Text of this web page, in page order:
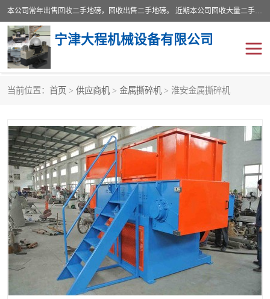
本公司常年出售回收二手地磅，回收出售二手地磅。 近期本公司回收大量二手地磅，型号齐全，宽度从2米到3.5米，长度5米到25米，承重吨位从10到200吨，成色7—9成新。 ? 使用年限6个月至2年，产品来源于个人闲置品，工矿企业停用品，因小换大而来。 精准度和新的一样， 二手地磅是内行人的选择，打个电话就省钱朋友您好等什么
宁津大程机械设备有限公司
当前位置： 首页 > 供应商机 > 金属撕碎机 > 淮安金属撕碎机
地磅传感器 废纸打包机
烘干机
装载机电子秤 输送机
半自动输送机 全自动输送机
冷却塔 食品螺旋塔
木材撕碎机